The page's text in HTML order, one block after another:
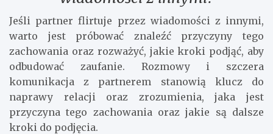
Jeśli partner flirtuje przez wiadomości z innymi,
warto jest próbować znaleźć przyczyny tego
zachowania oraz rozważyć, jakie kroki podjąć, aby
odbudować zaufanie. Rozmowy i szczera
komunikacja z partnerem stanowią klucz do
naprawy relacji oraz zrozumienia, jaka jest
przyczyna tego zachowania oraz jakie są dalsze
kroki do podjęcia.